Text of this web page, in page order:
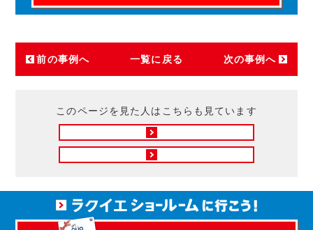
前の事例へ 一覧に戻る 次の事例へ
このページを見た人はこちらも見ています